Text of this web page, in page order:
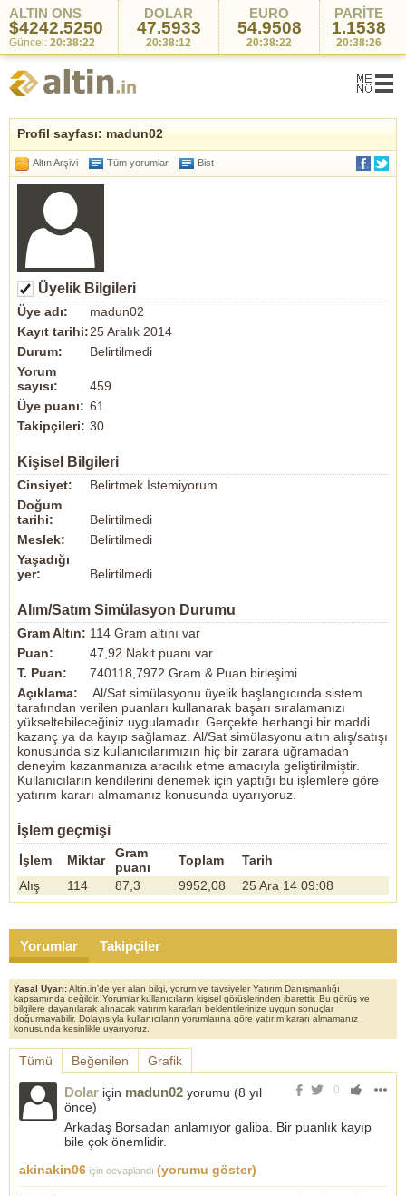
ALTIN ONS
$4242.5250
Güncel: 20:38:22
DOLAR
47.5933
20:38:12
EURO
54.9508
20:38:22
PARİTE
1.1538
20:38:26
Profil sayfası: madun02
Altın Arşivi Tüm yorumlar Bist
Üyelik Bilgileri
Üye adı:
madun02
Kayıt tarihi:25 Aralık 2014
Durum:
Belirtilmedi
Yorum
sayısı:
459
Üye puanı: 61
Takipçileri: 30
Kişisel Bilgileri
Cinsiyet:
Belirtmek İstemiyorum
Doğum
tarihi:
Belirtilmedi
Meslek:
Belirtilmedi
Yaşadığı
yer:
Belirtilmedi
Alım/Satım Simülasyon Durumu
Gram Altın: 114 Gram altını var
Puan:
47,92 Nakit puanı var
T. Puan:
740118,7972 Gram & Puan birleşimi
Açıklama:
Al/Sat simülasyonu üyelik başlangıcında sistem
tarafından verilen puanları kullanarak başarı sıralamanızı
yükseltebileceğiniz uygulamadır. Gerçekte herhangi bir maddi
kazanç ya da kayıp sağlamaz. Al/Sat simülasyonu altın alış/satışı
konusunda siz kullanıcılarımızın hiç bir zarara uğramadan
deneyim kazanmanıza aracılık etme amacıyla geliştirilmiştir.
Kullanıcıların kendilerini denemek için yaptığı bu işlemlere göre
yatırım kararı almamanız konusunda uyarıyoruz.
İşlem geçmişi
İşlem Miktar
Gram
puanı
Toplam
Tarih
Alış
114 87,3 9952,08 25 Ara 14 09:08
Yorumlar Takipçiler
Yasal Uyarı:Altin.in'de yer alan bilgi, yorum ve tavsiyeler Yatırım Danışmanlığı
kapsamında değildir. Yorumlar kullanıcıların kişisel görüşlerinden ibarettir. Bu görüş ve
bilgilere dayanılarak alınacak yatırım kararları beklentilerinize uygun sonuçlar
doğurmayabilir. Dolayısıyla kullanıcıların yorumlarına göre yatırım kararı almamanız
konusunda kesinlikle uyarıyoruz.
Tümü Beğenilen Grafik
0
Dolar için madun02 yorumu (8 yıl
önce)
Arkadaş Borsadan anlamıyor galiba. Bir puanlık kayıp
bile çok önemlidir.
akinakin06 için cevaplandı (yorumu göster)